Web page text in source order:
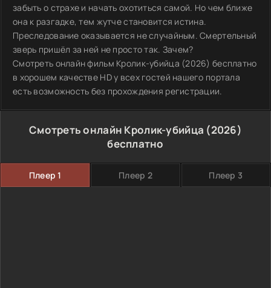
забыть о страхе и начать охотиться самой. Но чем ближе
она к разгадке, тем жутче становится истина.
Преследование оказывается не случайным. Смертельный
зверь пришёл за ней не просто так. Зачем?
Смотреть онлайн фильм Кролик-убийца (2026) бесплатно
в хорошем качестве HD у всех гостей нашего портала
есть возможность без прохождения регистрации.
Смотреть онлайн Кролик-убийца (2026)
бесплатно
Плеер 1 Плеер 2 Плеер 3